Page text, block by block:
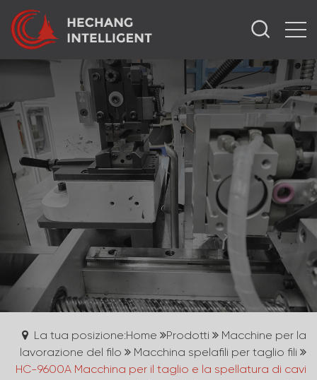
La tua posizione:Home Prodotti
Macchine per la
lavorazione del filo
Macchina spelafili per taglio fili
HC-9600A Macchina per il taglio e la spellatura di cavi